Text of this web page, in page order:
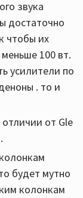
звука
достаточно
чтобы их
100 вт.
усилители по
. то и
от Gle
будет мутно
колонкам